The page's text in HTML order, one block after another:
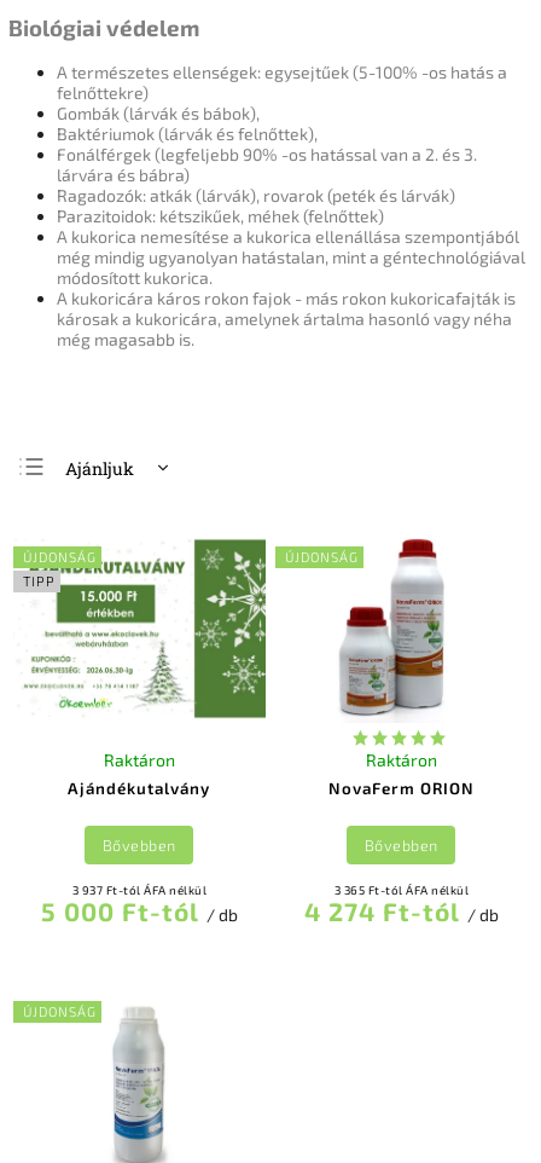
Biológiai védelem
A természetes ellenségek: egysejtűek (5-100% -os hatás a
felnőttekre)
Gombák (lárvák és bábok),
Baktériumok (lárvák és felnőttek),
Fonálférgek (legfeljebb 90% -os hatással van a 2. és 3.
lárvára és bábra)
Ragadozók: atkák (lárvák), rovarok (peték és lárvák)
Parazitoidok: kétszikűek, méhek (felnőttek)
A kukorica nemesítése a kukorica ellenállása szempontjából
még mindig ugyanolyan hatástalan, mint a géntechnológiával
módosított kukorica.
A kukoricára káros rokon fajok - más rokon kukoricafajták is
károsak a kukoricára, amelynek ártalma hasonló vagy néha
még magasabb is.
Ajánljuk
Legdrágább
Legnépszerűbb
termékek
ABC szerint
ÚJDONSÁG
TIPP
Ajándékutalvány
Raktáron
3 937 Ft-tól ÁFA nélkül
5 000 Ft-tól / db
Bővebben
ÚJDONSÁG
NovaFerm ORION
Raktáron
3 365 Ft-tól ÁFA nélkül
4 274 Ft-tól / db
Bővebben
ÚJDONSÁG